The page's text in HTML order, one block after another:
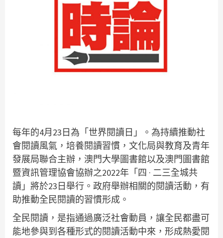
每年的4月23日為「世界閱讀日」。為持續推動社
會閱讀風氣，培養閱讀習慣，文化局與教育及青年
發展局聯合主辦，澳門大學圖書館以及澳門圖書館
暨資訊管理協會協辦之2022年「四 · 二三全城共
讀」將於23日舉行。政府舉辦相關的閱讀活動，有
助推動全民閱讀的習慣形成。
全民閱讀，是指通過廣泛社會動員，讓全民都盡可
能地參與到各種形式的閱讀活動中來，形成熱愛閱